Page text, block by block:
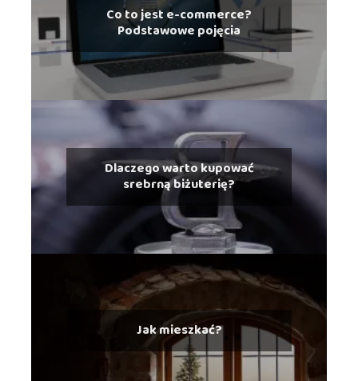
Co to jest e-commerce?
Podstawowe pojęcia
Dlaczego warto kupować
srebrną biżuterię?
Jak mieszkać?